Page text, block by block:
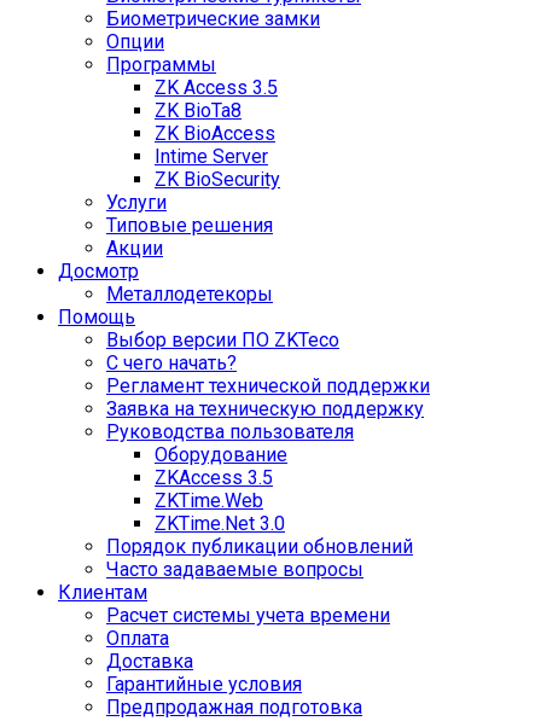
Биометрические замки
Опции
Программы
ZK Access 3.5
ZK BioTa8
ZK BioAccess
Intime Server
ZK BioSecurity
Услуги
Типовые решения
Акции
Досмотр
Металлодетекоры
Помощь
Выбор версии ПО ZKTeco
С чего начать?
Регламент технической поддержки
Заявка на техническую поддержку
Руководства пользователя
Оборудование
ZKAccess 3.5
ZKTime.Web
ZKTime.Net 3.0
Порядок публикации обновлений
Часто задаваемые вопросы
Клиентам
Расчет системы учета времени
Оплата
Доставка
Гарантийные условия
Предпродажная подготовка